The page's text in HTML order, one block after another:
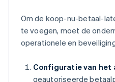
Om de koop-nu-betaal-
te voegen, moet de
operationele en
Configuratie van het
geautoriseerde